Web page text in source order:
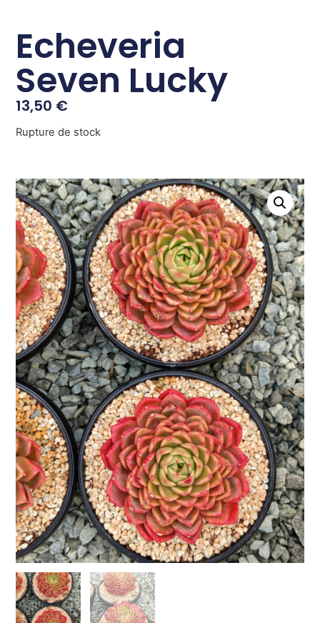
Echeveria
Seven Lucky
13,50 €
Rupture de stock